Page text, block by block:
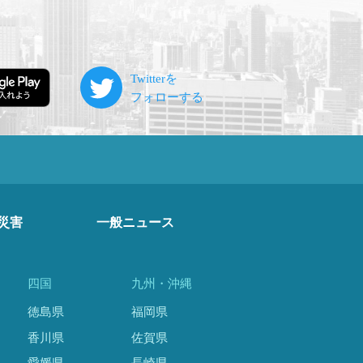
害 一般ニュース
四国
徳島県
香川県
九州・沖縄
福岡県
佐賀県